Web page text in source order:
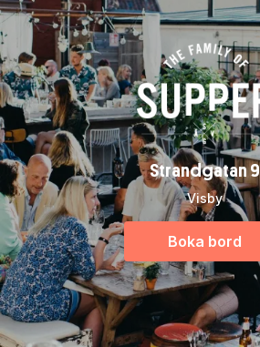
Strandgatan 9
Visby
Boka bord